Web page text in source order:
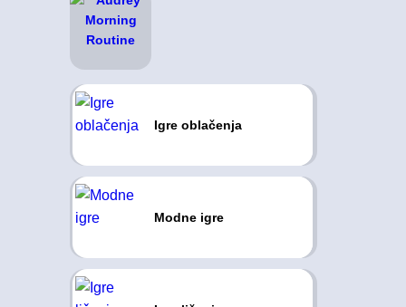
Igre oblačenja
Modne igre